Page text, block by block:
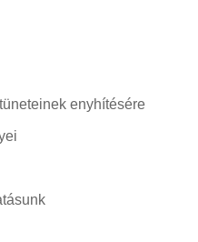
enyhítésére